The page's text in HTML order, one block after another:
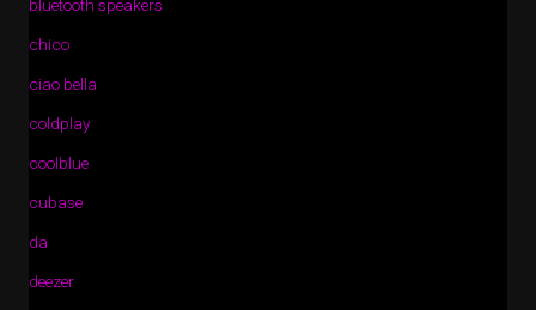
bluetooth speakers
chico
ciao bella
coldplay
coolblue
cubase
da
deezer